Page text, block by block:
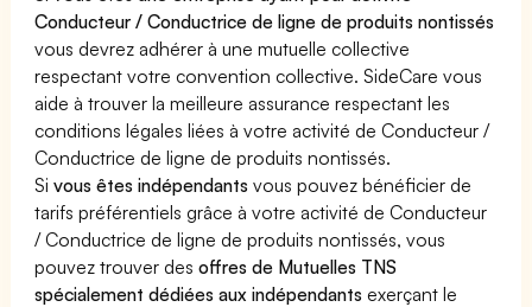
Conducteur / Conductrice de ligne de produits nontissés
vous devrez adhérer à une mutuelle collective
respectant votre convention collective. SideCare vous
aide à trouver la meilleure assurance respectant les
conditions légales liées à votre activité de Conducteur /
Conductrice de ligne de produits nontissés.
Sivous êtes indépendants vous pouvez bénéficier de
tarifs préférentiels grâce à votre activité de Conducteur
/ Conductrice de ligne de produits nontissés, vous
pouvez trouver desoffres de Mutuelles TNS
spécialement dédiées aux indépendants exerçant le